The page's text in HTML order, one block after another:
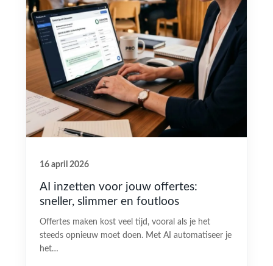
16 april 2026
AI inzetten voor jouw offertes:
sneller, slimmer en foutloos
Offertes maken kost veel tijd, vooral als je het
steeds opnieuw moet doen. Met AI automatiseer je
het…